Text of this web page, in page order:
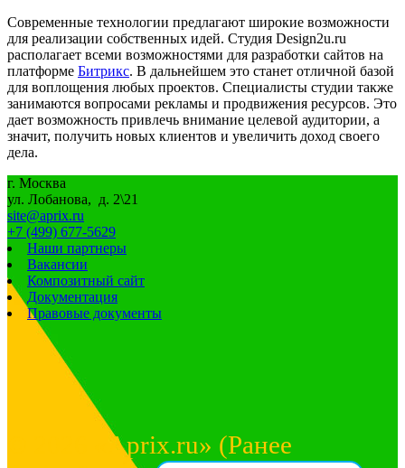
Современные технологии предлагают широкие возможности
для реализации собственных идей. Студия Design2u.ru
располагает всеми возможностями для разработки сайтов на
платформе Битрикс. В дальнейшем это станет отличной базой
для воплощения любых проектов. Специалисты студии также
занимаются вопросами рекламы и продвижения ресурсов. Это
дает возможность привлечь внимание целевой аудитории, а
значит, получить новых клиентов и увеличить доход своего
дела.
г. Москва
ул. Лобанова, д. 2\21
site@aprix.ru
+7 (499) 677-5629
Наши партнеры
Вакансии
Композитный сайт
Документация
Правовые документы
© 2026 «Aprix.ru» (Ранее